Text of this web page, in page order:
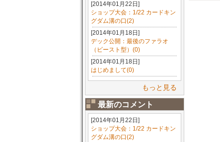
[2014年01月22日]
ショップ大会：1/22 カードキン
グダム溝の口(2)
[2014年01月18日]
デック公開：最後のファラオ
（ビースト型）(0)
[2014年01月18日]
はじめまして(0)
もっと見る
最新のコメント
[2014年01月22日]
ショップ大会：1/22 カードキン
グダム溝の口(2)